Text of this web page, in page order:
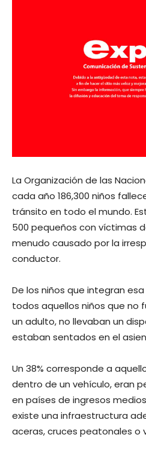
La Organización de las
cada año 186,300 niños
tránsito en todo el mundo.
500 pequeños con víctimas
menudo causado por la
conductor.
De los niños que integran
todos aquellos niños que no
un adulto, no llevaban un
estaban sentados en el
Un 38% corresponde a
dentro de un vehículo, eran
en países de ingresos
existe una infraestructura
aceras, cruces peatonales o